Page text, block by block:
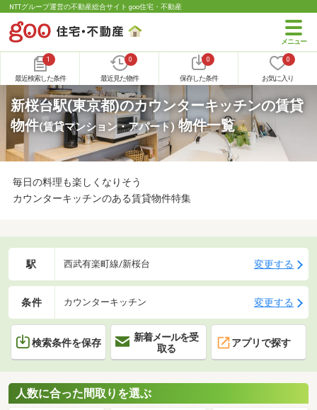
NTTグループ運営の不動産総合サイト goo住宅・不動産
1
最近検索した条件
0
最近見た物件
0
保存した条件
0
お気に入り
新桜台駅(東京都)のカウンターキッチンの賃貸
物件(賃貸マンション・アパート)物件一覧
毎日の料理も楽しくなりそう
カウンターキッチンのある賃貸物件特集
駅 西武有楽町線/新桜台 変更する
条件 カウンターキッチン 変更する
検索条件を保存
新着メールを受
取る
アプリで探す
人数に合った間取りを選ぶ